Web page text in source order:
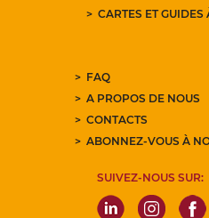
CARTES ET GUIDES
FAQ
A PROPOS DE NOUS
CONTACTS
ABONNEZ-VOUS À
SUIVEZ-NOUS SUR: